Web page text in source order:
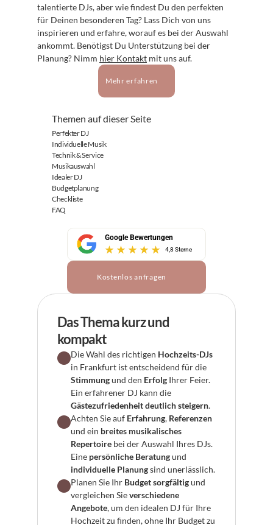
talentierte DJs, aber wie findest Du den perfekten
für Deinen besonderen Tag? Lass Dich von uns
inspirieren und erfahre, worauf es bei der Auswahl
ankommt. Benötigst Du Unterstützung bei der
Planung? Nimm hier Kontakt mit uns auf.
Mehr erfahren
Themen auf dieser Seite
Perfekter DJ
Individuelle Musik
Technik & Service
Musikauswahl
Idealer DJ
Budgetplanung
Checkliste
FAQ
Google Bewertungen
4,8 Sterne
Kostenlos anfragen
Das Thema kurz und
kompakt
Die Wahl des richtigen Hochzeits-DJs
Stimmung und den Erfolg Ihrer Feier.
Gästezufriedenheit deutlich steigern.
Achten Sie auf Erfahrung, Referenzen
und ein breites musikalisches
Repertoire bei der Auswahl Ihres DJs.
Eine persönliche Beratung
individuelle Planung sind unerlässlich.
Planen Sie Ihr Budget sorgfältig und
vergleichen Sie verschiedene
Angebote, um den idealen DJ für Ihre
Hochzeit zu finden, ohne Ihr Budget zu